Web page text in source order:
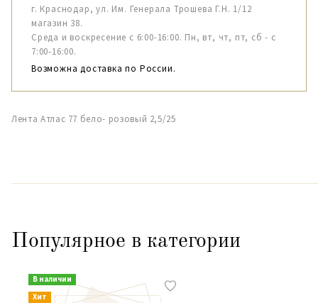
г. Краснодар, ул. Им. Генерала Трошева Г.Н. 1/12
магазин 38.
Среда и воскресение с 6:00-16:00. Пн, вт, чт, пт, сб - с
7:00-16:00.
Возможна доставка по России.
Лента Атлас 77 бело- розовый 2,5/25
Популярное в категории
В наличии
Хит